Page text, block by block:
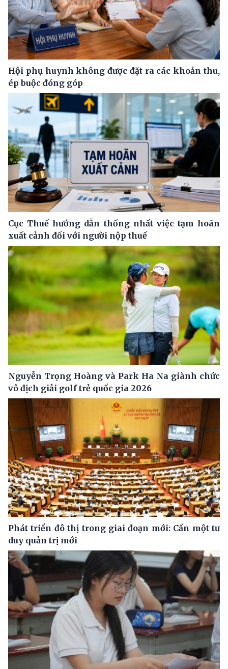
Hội phụ huynh không được đặt ra các khoản thu,
ép buộc đóng góp
Cục Thuế hướng dẫn thống nhất việc tạm hoãn
xuất cảnh đối với người nộp thuế
Nguyễn Trọng Hoàng và Park Ha Na giành chức
vô địch giải golf trẻ quốc gia 2026
Phát triển đô thị trong giai đoạn mới: Cần một tư
duy quản trị mới